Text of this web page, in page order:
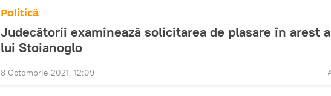
Politică
Judecătorii examinează solicitarea de plasare în arest a
lui Stoianoglo
8 Octombrie 2021, 12:09